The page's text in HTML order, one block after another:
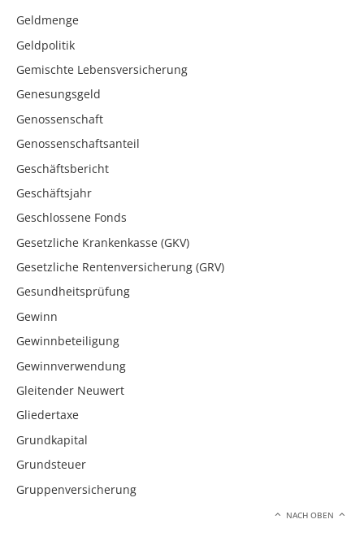
Geldmenge
Geldpolitik
Gemischte Lebensversicherung
Genesungsgeld
Genossenschaft
Genossenschaftsanteil
Geschäftsbericht
Geschäftsjahr
Geschlossene Fonds
Gesetzliche Krankenkasse (GKV)
Gesetzliche Rentenversicherung (GRV)
Gesundheitsprüfung
Gewinn
Gewinnbeteiligung
Gewinnverwendung
Gleitender Neuwert
Gliedertaxe
Grundkapital
Grundsteuer
Gruppenversicherung
NACH OBEN